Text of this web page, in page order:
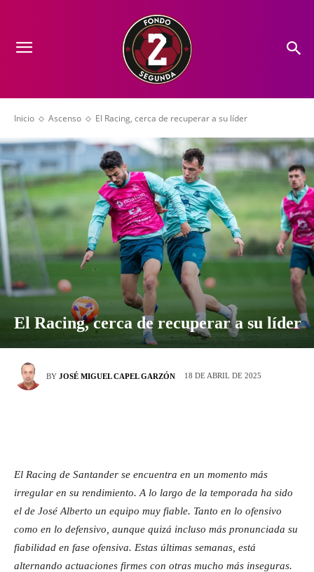
Inicio Ascenso El Racing, cerca de recuperar a su líder
El Racing, cerca de recuperar a su líder
BY JOSÉ MIGUEL CAPEL GARZÓN 18 DE ABRIL DE 2025
El Racing de Santander se encuentra en un momento más
irregular en su rendimiento. A lo largo de la temporada ha sido
el de José Alberto un equipo muy fiable. Tanto en lo ofensivo
como en lo defensivo, aunque quizá incluso más pronunciada su
fiabilidad en fase ofensiva. Estas últimas semanas, está
alternando actuaciones firmes con otras mucho más inseguras.